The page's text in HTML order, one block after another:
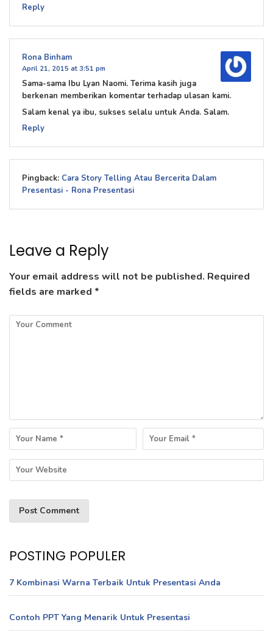
Reply
Rona Binham
April 21, 2015 at 3:51 pm
Sama-sama Ibu Lyan Naomi. Terima kasih juga
berkenan memberikan komentar terhadap ulasan kami.
Salam kenal ya ibu, sukses selalu untuk Anda. Salam.
Reply
Pingback: Cara Story Telling Atau Bercerita Dalam
Presentasi - Rona Presentasi
Leave a Reply
Your email address will not be published. Required
fields are marked *
POSTING POPULER
7 Kombinasi Warna Terbaik Untuk Presentasi Anda
Contoh PPT Yang Menarik Untuk Presentasi